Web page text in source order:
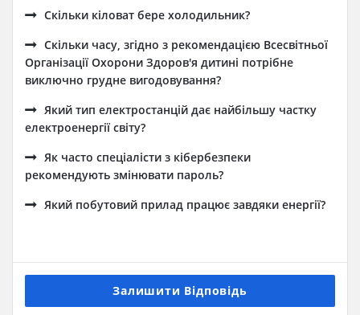
Скільки кіловат бере холодильник?
Скільки часу, згідно з рекомендацією Всесвітньої
Організації Охорони Здоров'я дитині потрібне
виключно грудне вигодовування?
Який тип електростанцій дає найбільшу частку
електроенергії світу?
Як часто спеціалісти з кібербезпеки
рекомендують змінювати пароль?
Який побутовий прилад працює завдяки енергії?
Залишити Відповідь